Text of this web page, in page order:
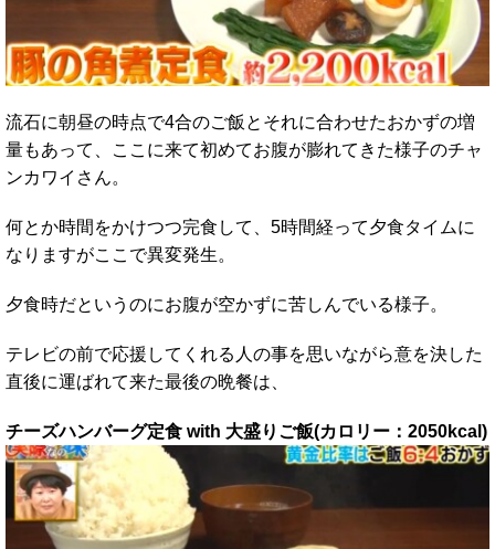
流石に朝昼の時点で4合のご飯とそれに合わせたおかずの増
量もあって、ここに来て初めてお腹が膨れてきた様子のチャ
ンカワイさん。
何とか時間をかけつつ完食して、5時間経って夕食タイムに
なりますがここで異変発生。
夕食時だというのにお腹が空かずに苦しんでいる様子。
テレビの前で応援してくれる人の事を思いながら意を決した
直後に運ばれて来た最後の晩餐は、
チーズハンバーグ定食 with 大盛りご飯(カロリー：2050kcal)